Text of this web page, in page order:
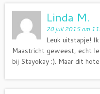
Linda M.
20 juli 2015 om
Leuk uitstapje!
Maastricht geweest, echt
bij Stayokay ;). Maar dit